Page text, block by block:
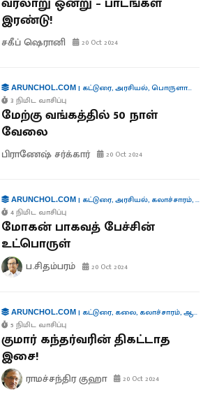
இரண்டு!
சகீப் ஷெரானி 20 Oct 2024
ARUNCHOL.COM| கட்டுரை,அரசியல்,பொருளாதாரம்
3 நிமிட வாசிப்பு
மேற்கு வங்கத்தில் 50 நாள்
வேலை
பிராணேஷ் சர்க்கார் 20 Oct 2024
ARUNCHOL.COM| கட்டுரை,அரசியல், கலாச்சாரம்,
4 நிமிட வாசிப்பு
மோகன் பாகவத் பேச்சின்
உட்பொருள்
ப.சிதம்பரம் 20 Oct 2024
ARUNCHOL.COM| கட்டுரை, கலை, கலாச்சாரம்,ஆளுமைகள்
5 நிமிட வாசிப்பு
குமார் கந்தர்வரின் திகட்டாத
இசை!
ராமச்சந்திர குஹா 20 Oct 2024